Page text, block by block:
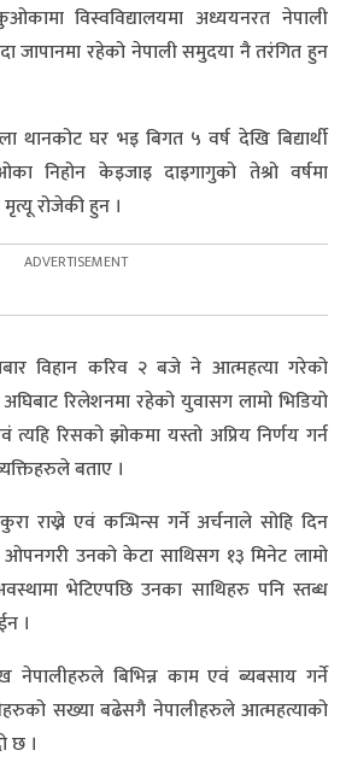
विस्वविद्यालयमा अध्ययनरत नेपाली
जापानमा रहेको नेपाली समुदया नै तरंगित हुन
थानकोट घर भइ बिगत ५ वर्ष देखि बिद्यार्थी
निहोन केइजाइ दाइगागुको तेश्रो वर्षमा
रोजेकी हुन ।
विहान करिव २ बजे ने आत्महत्या गरेको
रिलेशनमा रहेको युवासग लामो भिडियो
रिसको झोकमा यस्तो अप्रिय निर्णय गर्न
बताए ।
राख्ने एवं कन्भिन्स गर्ने अर्चनाले सोहि दिन
उनको केटा साथिसग १३ मिनेट लामो
भेटिएपछि उनका साथिहरु पनि स्तब्ध
।
नेपालीहरुले बिभिन्न काम एवं ब्यबसाय गर्ने
सख्या बढेसगै नेपालीहरुले आत्महत्याको
छ ।